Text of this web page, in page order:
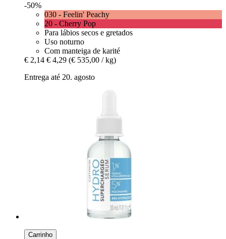
-50%
030 - Feelin' Peachy
20 - Cherry Pop
Para lábios secos e gretados
Uso noturno
Com manteiga de karité
€ 2,14 € 4,29 (€ 535,00 / kg)
Entrega até 20. agosto
Carrinho